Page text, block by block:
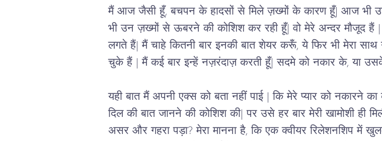
मैं आज जैसी हूँ, बचपन के हादसों से मिले ज़ख्मों के कारण हूँ| आज भी
भी उन ज़ख्मों से ऊबरने की कोशिश कर रही हूँ| वो मेरे अन्दर मौजूद हैं
लगते हैं| मैं चाहे कितनी बार इनकी बात शेयर करूँ, ये फिर भी मेरा साथ
चुके हैं
| मैं कई बार इन्हें नज़रंदाज़ करती हूँ| सदमे को नकार के, या
यही बात मैं अपनी एक्स को बता नहीं पाई | कि मेरे प्यार को नकारने
दिल की बात जानने की कोशिश की| पर उसे हर बार मेरी खामोशी ही
असर और गहरा पड़ा? मेरा मानना है, कि एक क्वीयर रिलेशनशिप में